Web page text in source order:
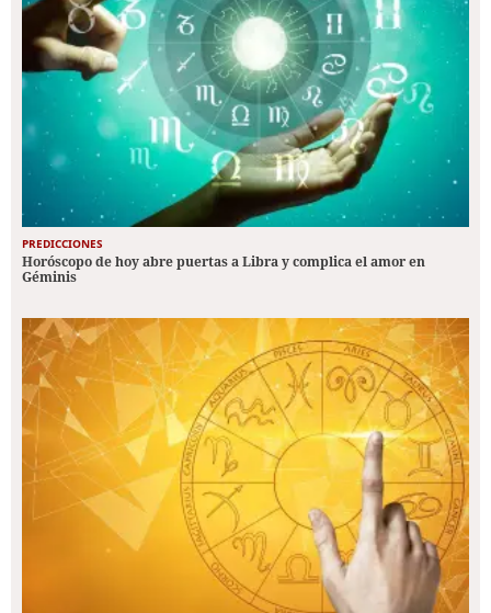
PREDICCIONES
Horóscopo de hoy abre puertas a Libra y complica el amor en
Géminis